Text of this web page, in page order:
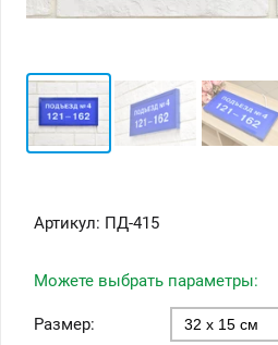
Артикул: ПД-415
Можете выбрать параметры:
Размер: